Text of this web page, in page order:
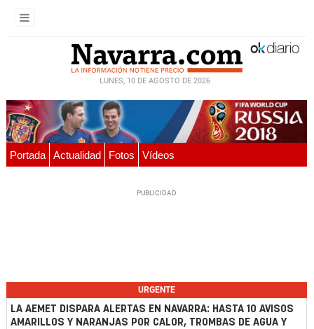
LUNES, 10 DE AGOSTO DE 2026
Portada Actualidad Fotos Vídeos
URGENTE
LA AEMET DISPARA ALERTAS EN NAVARRA: HASTA 10 AVISOS
AMARILLOS Y NARANJAS POR CALOR, TROMBAS DE AGUA Y